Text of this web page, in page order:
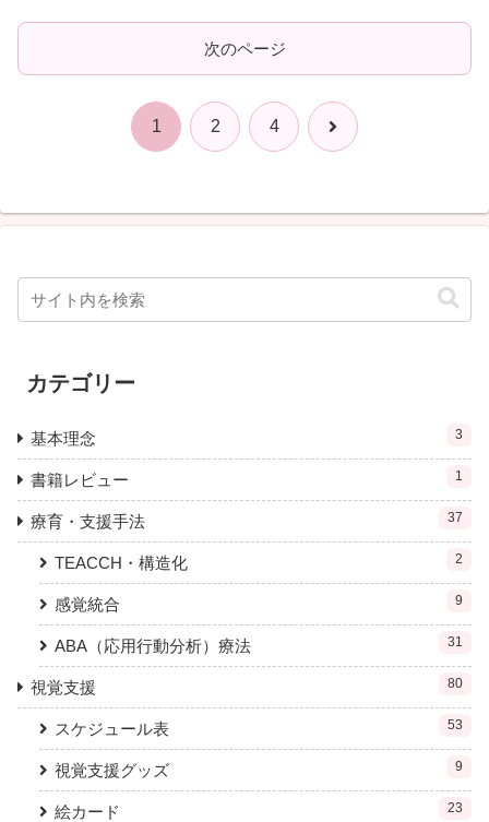
次のページ
1 2 4 次
カテゴリー
基本理念 3
書籍レビュー 1
療育・支援手法 37
TEACCH・構造化 2
感覚統合 9
ABA（応用行動分析）療法 31
視覚支援 80
スケジュール表 53
視覚支援グッズ 9
絵カード 23